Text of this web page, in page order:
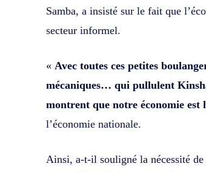
Samba, a insisté sur le fait que
secteur informel.
« Avec toutes ces petites
mécaniques… qui pullulent
montrent que notre économie
l’économie nationale.
Ainsi, a-t-il souligné la nécessité